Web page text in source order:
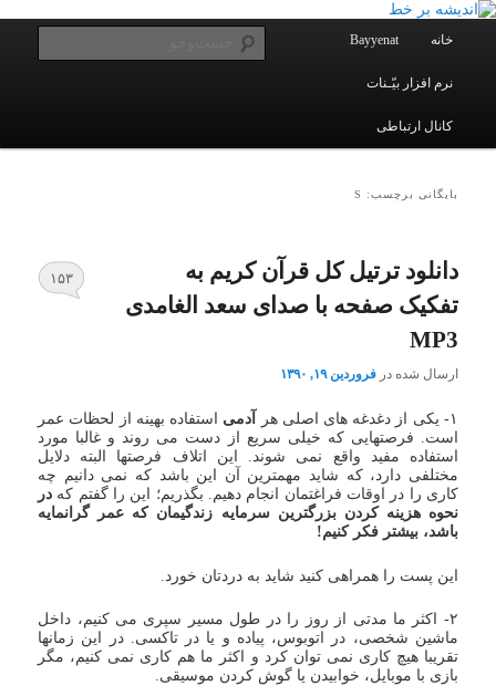
پرش
محتوای
پرش
محتوای
یادداشتهای یک معلم در باب زندگی، اخلاق، اخبار، علم و سیاست
خانه Bayyenat
نرم افزار بیّـنات
کانال ارتباطی
بایگانی برچسب: S
دانلود ترتیل کل قرآن کریم به
تفکیک صفحه با صدای سعد الغامدی
MP3
ارسال شده درفروردین ۱۹, ۱۳۹۰
۱۵۳
۱- یکی از دغدغه های اصلی هر آدمی
استفاده بهینه از لحظات عمر
است. فرصتهایی که خیلی سریع از دست می روند و غالبا مورد
استفاده مفید واقع نمی شوند. این اتلاف فرصتها البته دلایل
مختلفی دارد، که شاید مهمترین آن این باشد که نمی دانیم چه
کاری را در اوقات فراغتمان انجام دهیم. بگذریم؛ این را گفتم که در
نحوه هزینه کردن بزرگترین سرمایه زندگیمان که عمر گرانمایه
باشد، بیشتر فکر کنیم!
این پست را همراهی کنید شاید به دردتان خورد.
۲- اکثر ما مدتی از روز را در طول مسیر سپری می کنیم، داخل
ماشین شخصی، در اتوبوس، پیاده و یا در تاکسی. در این زمانها
تقریبا هیچ کاری نمی توان کرد و اکثر ما هم کاری نمی کنیم، مگر
بازی با موبایل، خوابیدن یا گوش کردن موسیقی.